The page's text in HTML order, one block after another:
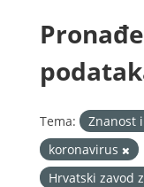
Tema: Znanost
koronavirus
Hrvatski zavod